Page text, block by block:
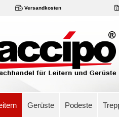
Versandkosten
Gerüste Podeste